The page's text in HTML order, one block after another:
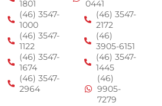
1801
0441
(46) 3547-
1000
(46) 3547-
2172
(46) 3547-
1122
(46)
3905-6151
(46) 3547-
1674
(46) 3547-
1445
(46) 3547-
2964
(46)
9905-
7279